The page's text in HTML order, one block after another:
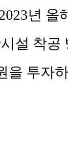
년
설 착공
을 투